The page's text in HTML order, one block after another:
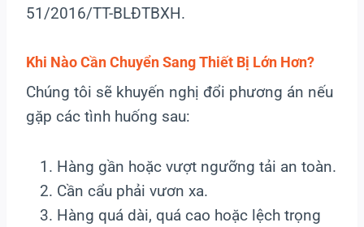
51/2016/TT-BLĐTBXH.
Khi Nào Cần Chuyển Sang Thiết Bị Lớn Hơn?
Chúng tôi sẽ khuyến nghị đổi phương án nếu
gặp các tình huống sau:
Hàng gần hoặc vượt ngưỡng tải an toàn.
Cần cẩu phải vươn xa.
Hàng quá dài, quá cao hoặc lệch trọng